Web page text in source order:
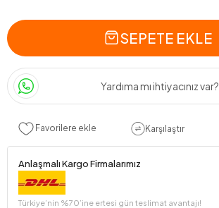
SEPETE EKLE
Yardıma mı ihtiyacınız var?
Favorilere ekle Karşılaştır
Anlaşmalı Kargo Firmalarımız
Türkiye’nin %70’ine ertesi gün teslimat avantajı!